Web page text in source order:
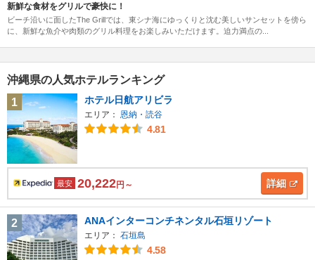
新鮮な食材をグリルで豪快に！
ビーチ沿いに面したThe Grillでは、東シナ海にゆっくりと沈む美しいサンセットを傍ら
に、新鮮な魚介や肉類のグリル料理をお楽しみいただけます。迫力満点の...
沖縄県の人気ホテルランキング
1
ホテル日航アリビラ
エリア： 恩納・読谷
4.81
最安 20,222円～ 詳細
2 ANAインターコンチネンタル石垣リゾート
エリア： 石垣島
4.58